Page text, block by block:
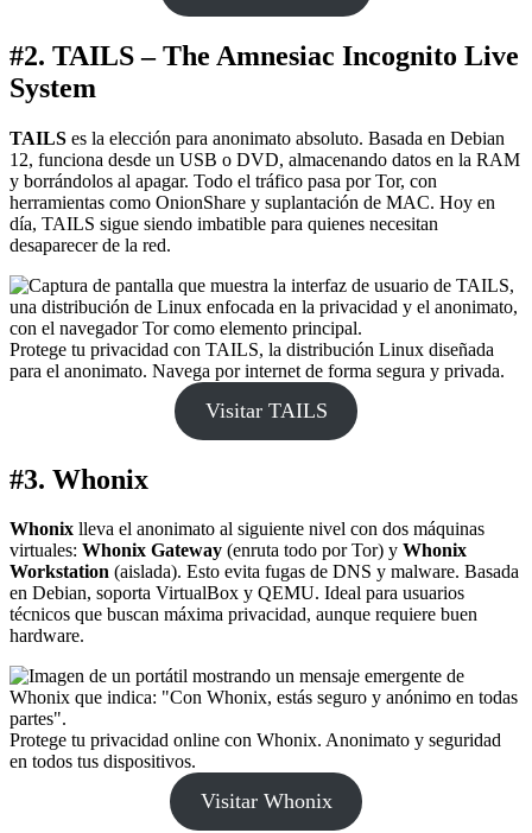
#2. TAILS – The Amnesiac Incognito Live
System
TAILS es la elección para anonimato absoluto. Basada en Debian
12, funciona desde un USB o DVD, almacenando datos en la RAM
y borrándolos al apagar. Todo el tráfico pasa por Tor, con
herramientas como OnionShare y suplantación de MAC. Hoy en
día, TAILS sigue siendo imbatible para quienes necesitan
desaparecer de la red.
Protege tu privacidad con TAILS, la distribución Linux diseñada
para el anonimato. Navega por internet de forma segura y privada.
Visitar TAILS
#3. Whonix
Whonix lleva el anonimato al siguiente nivel con dos máquinas
virtuales: Whonix Gateway (enruta todo por Tor) y Whonix
Workstation (aislada). Esto evita fugas de DNS y malware. Basada
en Debian, soporta VirtualBox y QEMU. Ideal para usuarios
técnicos que buscan máxima privacidad, aunque requiere buen
hardware.
Protege tu privacidad online con Whonix. Anonimato y seguridad
en todos tus dispositivos.
Visitar Whonix